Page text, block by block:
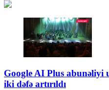
Google AI Plus abunəliyi
iki dəfə artırıldı